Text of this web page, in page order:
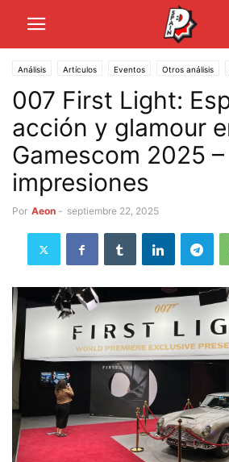
Análisis Artículos Eventos Otros análisis
007 First Light:
acción y glamour
Gamescom 2025
impresiones
Por Aeon - septiembre 22, 2025